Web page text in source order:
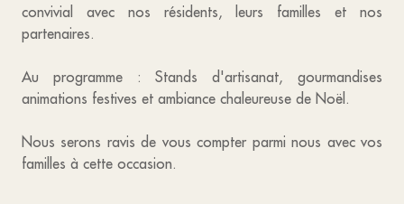
convivial avec nos résidents, leurs familles et nos
partenaires.
Au programme : Stands d'artisanat, gourmandises
animations festives et ambiance chaleureuse de Noël.
Nous serons ravis de vous compter parmi nous avec vos
familles à cette occasion.